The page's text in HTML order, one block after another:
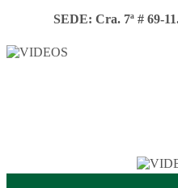
SEDE: Cra. 7ª # 69-